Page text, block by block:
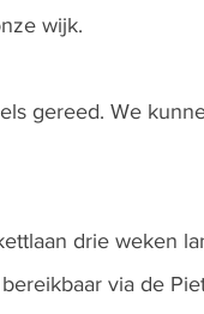
wijk.
gereed. We
drie weken
via de